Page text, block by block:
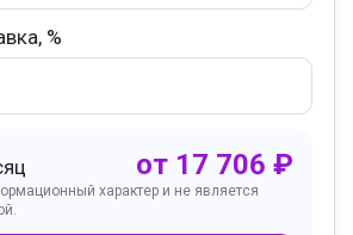
%
от 17 706 ₽
характер и не является